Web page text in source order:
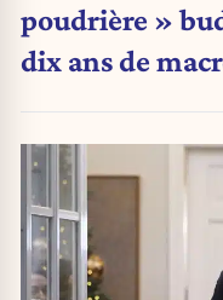
poudrière »
dix ans de